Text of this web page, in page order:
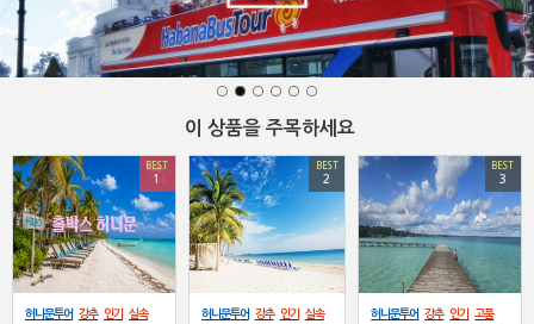
이 상품을 주목하세요
BEST
1
허니문투어 강추 인기
실속
BEST
2
허니문투어 강추 인기
실속
BEST
3
허니문투어 강추 인기
고품